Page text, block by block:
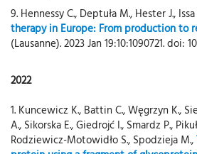
9. Hennessy C., Deptuła M., Hester J., Issa
therapy in Europe: From production to
(Lausanne). 2023 Jan 19:10:1090721. doi:
2022
1. Kuncewicz K., Battin C., Węgrzyn K.,
A., Sikorska E., Giedrojć I., Smardz P.,
Rodziewicz-Motowidło S., Spodzieja M.,